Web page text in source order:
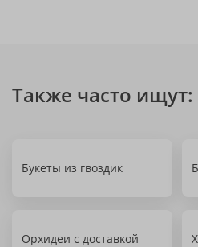
Также часто ищут:
Букеты из гвоздик
Орхидеи с доставкой